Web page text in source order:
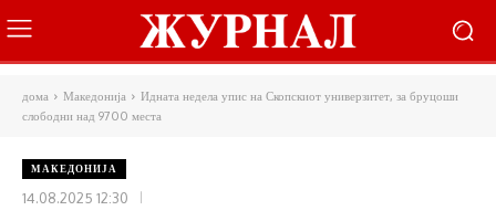
дома Македонија
Идната недела упис на Скопскиот универзитет, за бруцоши
слободни над 9700 места
МАКЕДОНИЈА
14.08.2025 12:30